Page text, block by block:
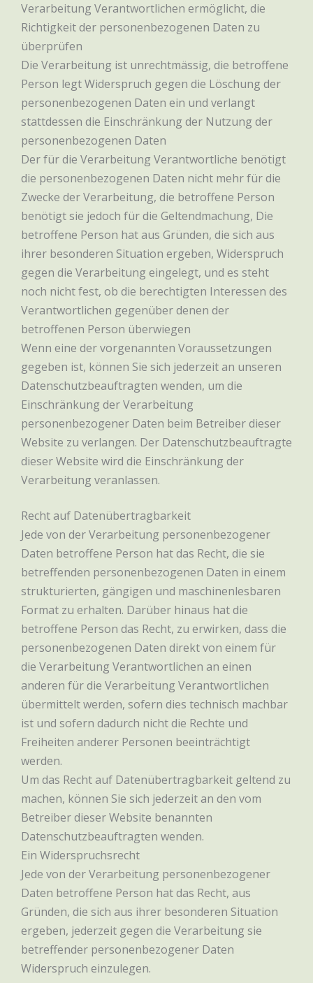
Verarbeitung Verantwortlichen ermöglicht, die
Richtigkeit der personenbezogenen Daten zu
überprüfen
Die Verarbeitung ist unrechtmässig, die betroffene
Person legt Widerspruch gegen die Löschung der
personenbezogenen Daten ein und verlangt
stattdessen die Einschränkung der Nutzung der
personenbezogenen Daten
Der für die Verarbeitung Verantwortliche benötigt
die personenbezogenen Daten nicht mehr für die
Zwecke der Verarbeitung, die betroffene Person
benötigt sie jedoch für die Geltendmachung, Die
betroffene Person hat aus Gründen, die sich aus
ihrer besonderen Situation ergeben, Widerspruch
gegen die Verarbeitung eingelegt, und es steht
noch nicht fest, ob die berechtigten Interessen des
Verantwortlichen gegenüber denen der
betroffenen Person überwiegen
Wenn eine der vorgenannten Voraussetzungen
gegeben ist, können Sie sich jederzeit an unseren
Datenschutzbeauftragten wenden, um die
Einschränkung der Verarbeitung
personenbezogener Daten beim Betreiber dieser
Website zu verlangen. Der Datenschutzbeauftragte
dieser Website wird die Einschränkung der
Verarbeitung veranlassen.
Recht auf Datenübertragbarkeit
Jede von der Verarbeitung personenbezogener
Daten betroffene Person hat das Recht, die sie
betreffenden personenbezogenen Daten in einem
strukturierten, gängigen und maschinenlesbaren
Format zu erhalten. Darüber hinaus hat die
betroffene Person das Recht, zu erwirken, dass die
personenbezogenen Daten direkt von einem für
die Verarbeitung Verantwortlichen an einen
anderen für die Verarbeitung Verantwortlichen
übermittelt werden, sofern dies technisch machbar
ist und sofern dadurch nicht die Rechte und
Freiheiten anderer Personen beeinträchtigt
werden.
Um das Recht auf Datenübertragbarkeit geltend zu
machen, können Sie sich jederzeit an den vom
Betreiber dieser Website benannten
Datenschutzbeauftragten wenden.
Ein Widerspruchsrecht
Jede von der Verarbeitung personenbezogener
Daten betroffene Person hat das Recht, aus
Gründen, die sich aus ihrer besonderen Situation
ergeben, jederzeit gegen die Verarbeitung sie
betreffender personenbezogener Daten
Widerspruch einzulegen.